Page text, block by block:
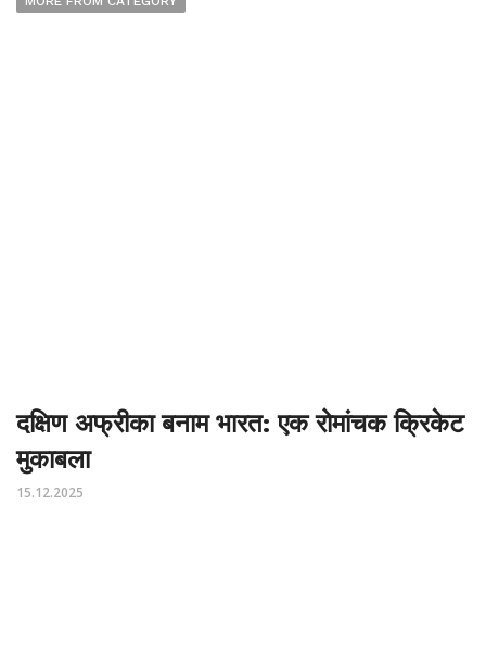
दक्षिण अफ्रीका बनाम भारत: एक रोमांचक क्रिकेट
मुकाबला
15.12.2025